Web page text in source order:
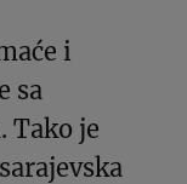
i
sa
Tako je